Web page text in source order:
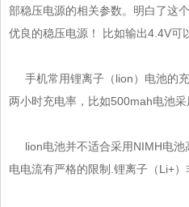
部稳压电源的相关参数。明白了这
优良的稳压电源！ 比如输出4.4V
手机常用锂离子（lion）电池的充
两小时充电率，比如500mah电
lion电池并不适合采用NIMH电池
电电流有严格的限制.锂离子（Li+）非